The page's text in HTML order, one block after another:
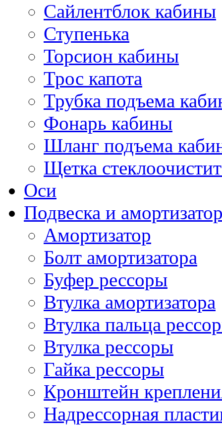
Сайлентблок кабины
Ступенька
Торсион кабины
Трос капота
Трубка подъема
Фонарь кабины
Шланг подъема
Щетка
Оси
Подвеска и
Амортизатор
Болт амортизатора
Буфер рессоры
Втулка амортизатора
Втулка пальца
Втулка рессоры
Гайка рессоры
Кронштейн
Надрессорная